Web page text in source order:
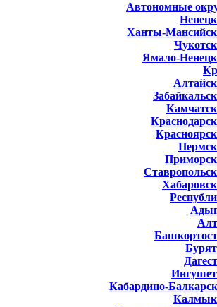
Автономные
Ханты-
Ямало-
Кабардино-